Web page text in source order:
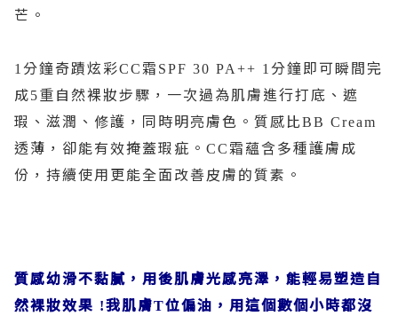
芒。
1 分鐘奇蹟炫彩CC霜 SPF 30 PA++ 1 分鐘即可瞬間完
成5重自然裸妝步驟，一次過為肌膚進行打底、遮
瑕、滋潤、修護，同時明亮膚色 。質感比BB Cream
透薄，卻能有效掩蓋瑕疵。 CC霜蘊含多種護膚成
份，持續使用更能全面改善皮膚的質素。
質感幼滑不黏膩，用後肌膚光感亮澤，能輕易塑造自
然裸妝效果 !我肌膚T位偏油，用這個數個小時都沒